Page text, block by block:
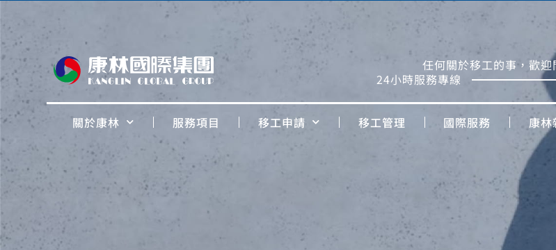
任何關於移工的事，歡迎
24小時服務專線
關於康林 服務項目 移工申請 移工管理 國際服務 康林